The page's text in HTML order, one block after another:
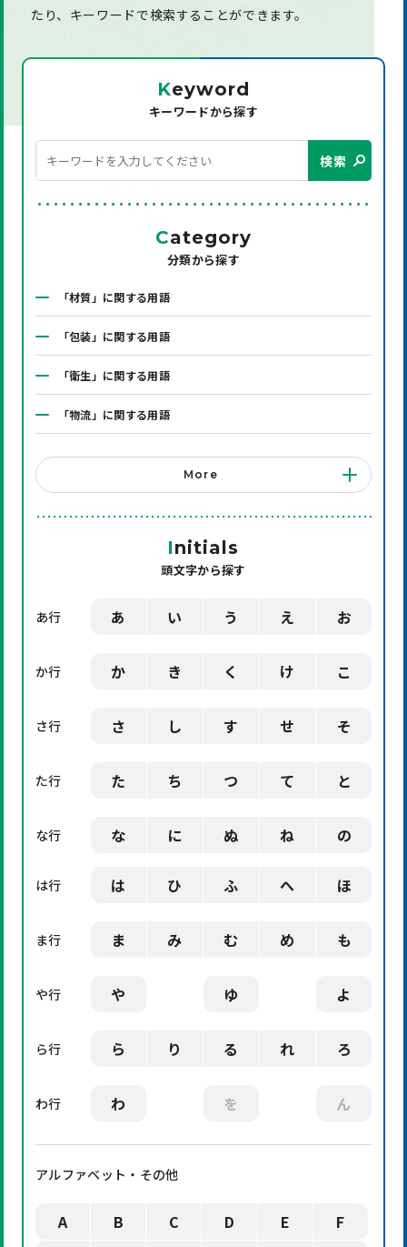
たり、 キーワードで検索することができます。
Keyword
キーワードから探す
検索
Category
分類から探す
「材質」に関する用語
「包装」に関する用語
「衛生」に関する用語
「物流」に関する用語
「システム」に関する用語
「店舗備品」に関する用語
「環境」に関する用語
「業界用語」に関する用語
More
Initials
頭文字から探す
あ行 あ い う え お
か行 か き く け こ
さ行 さ し す せ そ
た行 た ち つ て と
な行 な に ぬ ね の
は行 は ひ ふ へ ほ
ま行 ま み む め も
や行 や ゆ よ
ら行 ら り る れ ろ
わ行 わ を ん
アルファベット・その他
A B C D E
F